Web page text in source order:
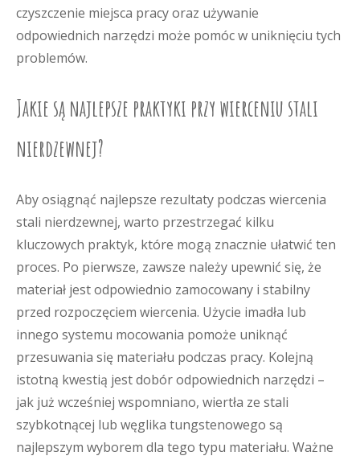
czyszczenie miejsca pracy oraz używanie
odpowiednich narzędzi może pomóc w uniknięciu tych
problemów.
Jakie są najlepsze praktyki przy wierceniu stali
nierdzewnej?
Aby osiągnąć najlepsze rezultaty podczas wiercenia
stali nierdzewnej, warto przestrzegać kilku
kluczowych praktyk, które mogą znacznie ułatwić ten
proces. Po pierwsze, zawsze należy upewnić się, że
materiał jest odpowiednio zamocowany i stabilny
przed rozpoczęciem wiercenia. Użycie imadła lub
innego systemu mocowania pomoże uniknąć
przesuwania się materiału podczas pracy. Kolejną
istotną kwestią jest dobór odpowiednich narzędzi –
jak już wcześniej wspomniano, wiertła ze stali
szybkotnącej lub węglika tungstenowego są
najlepszym wyborem dla tego typu materiału. Ważne